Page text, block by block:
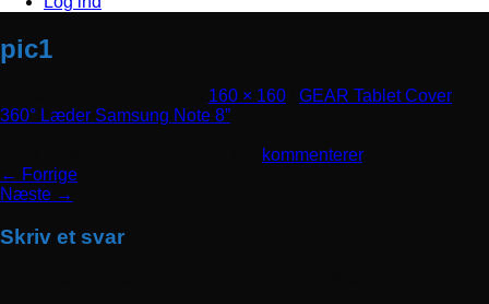
pic1
160 × 160
GEAR Tablet Cover
360° Læder Samsung Note 8”
kommenterer.
← Forrige
Næste →
Skriv et svar